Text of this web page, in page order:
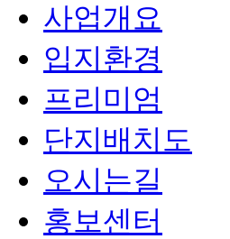
사업개요
입지환경
프리미엄
단지배치도
오시는길
홍보센터